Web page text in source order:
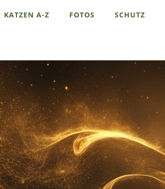
KATZEN A-Z FOTOS SCHUTZ